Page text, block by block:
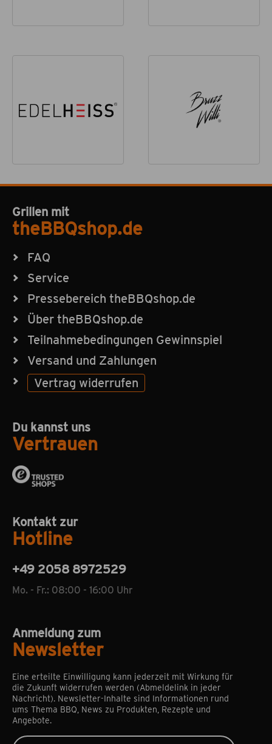
Grillen mit
theBBQshop.de
FAQ
Service
Pressebereich theBBQshop.de
Über theBBQshop.de
Teilnahmebedingungen Gewinnspiel
Versand und Zahlungen
Vertrag widerrufen
Du kannst uns
Vertrauen
Kontakt zur
Hotline
+49 2058 8972529
Mo. - Fr.: 08:00 - 16:00 Uhr
Anmeldung zum
Newsletter
Eine erteilte Einwilligung kann jederzeit mit Wirkung für
die Zukunft widerrufen werden (Abmeldelink in jeder
Nachricht). Newsletter-Inhalte sind Informationen rund
ums Thema BBQ, News zu Produkten, Rezepte und
Angebote.